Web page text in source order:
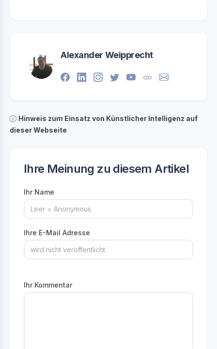
Alexander Weipprecht
Hinweis zum Einsatz von Künstlicher Intelligenz auf
dieser Webseite
Ihre Meinung zu diesem Artikel
Ihr Name
Ihre E-Mail Adresse
Ihr Kommentar